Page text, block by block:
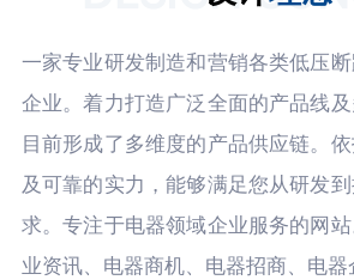
一家专业研发制造和营销各类低压
企业。着力打造广泛全面的产品线及
目前形成了多维度的产品供应链。
及可靠的实力，能够满足您从研发
求。专注于电器领域企业服务的网
业资讯、电器商机、电器招商、电器